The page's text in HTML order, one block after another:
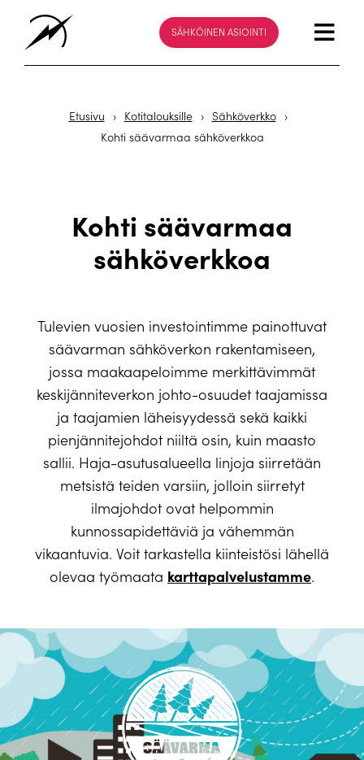
SÄHKÖINEN ASIOINTI
Etusivu › Kotitalouksille › Sähköverkko
›
Kohti säävarmaa sähköverkkoa
Kohti säävarmaa
sähköverkkoa
Tulevien vuosien investointimme painottuvat
säävarman sähköverkon rakentamiseen,
jossa maakaapeloimme merkittävimmät
keskijänniteverkon johto-osuudet taajamissa
ja taajamien läheisyydessä sekä kaikki
pienjännitejohdot niiltä osin, kuin maasto
sallii. Haja-asutusalueella linjoja siirretään
metsistä teiden varsiin, jolloin siirretyt
ilmajohdot ovat helpommin
kunnossapidettäviä ja vähemmän
vikaantuvia. Voit tarkastella kiinteistösi lähellä
olevaa työmaata karttapalvelustamme.